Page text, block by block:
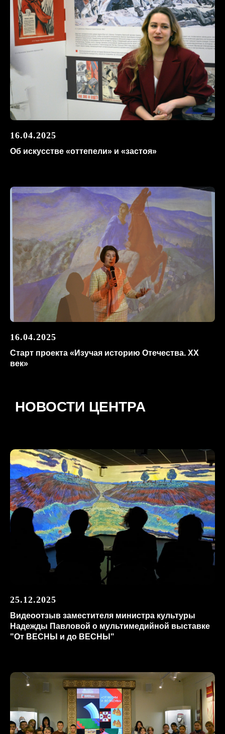
16.04.2025
Об искусстве «оттепели» и «застоя»
16.04.2025
Старт проекта «Изучая историю Отечества. XX
век»
НОВОСТИ ЦЕНТРА
25.12.2025
Видеоотзыв заместителя министра культуры
Надежды Павловой о мультимедийной выставке
"От ВЕСНЫ и до ВЕСНЫ"